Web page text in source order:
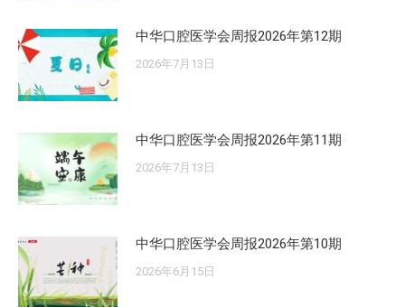
中华口腔医学会周报2026年第12期
2026年7月13日
中华口腔医学会周报2026年第11期
2026年7月13日
中华口腔医学会周报2026年第10期
2026年6月15日